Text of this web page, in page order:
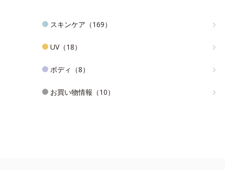
スキンケア（169）
UV（18）
ボディ（8）
お買い物情報（10）